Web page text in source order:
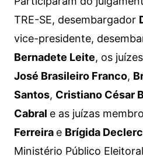
TRE-SE, desembargador
vice-presidente,
Bernadete Leite, os
José Brasileiro Franco,
Santos, Cristiano César
Cabral e as juízas
Ferreira e Brígida Declerc
Ministério Público